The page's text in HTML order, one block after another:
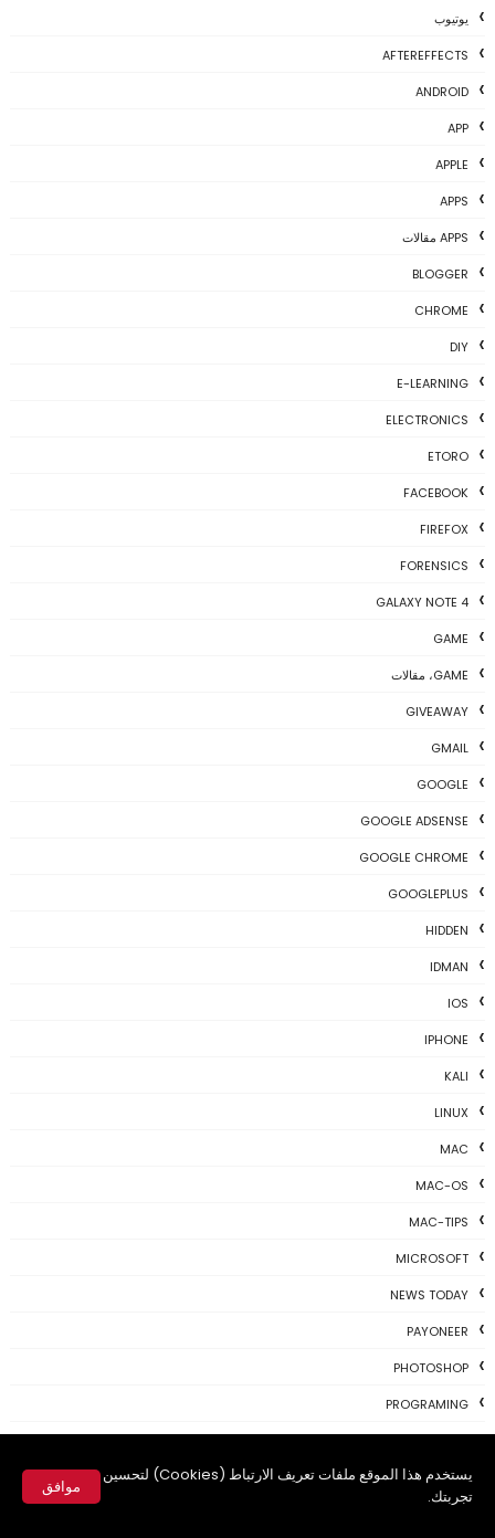
يستخدم هذا الموقع ملفات تعريف الارتباط (Cookies) لتحسين
تجربتك.
موافق
يوتيوب
AFTEREFFECTS
ANDROID
APP
APPLE
APPS
APPS مقالات
BLOGGER
CHROME
DIY
E-LEARNING
ELECTRONICS
ETORO
FACEBOOK
FIREFOX
FORENSICS
GALAXY NOTE 4
GAME
GAME، مقالات
GIVEAWAY
GMAIL
GOOGLE
GOOGLE ADSENSE
GOOGLE CHROME
GOOGLEPLUS
HIDDEN
IDMAN
IOS
IPHONE
KALI
LINUX
MAC
MAC-OS
MAC-TIPS
MICROSOFT
NEWS TODAY
PAYONEER
PHOTOSHOP
PROGRAMING
REVIEWS